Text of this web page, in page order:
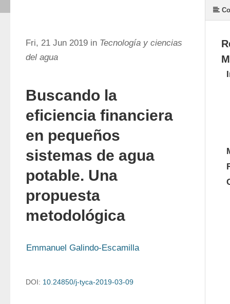
Fri, 21 Jun 2019 in Tecnología y ciencias
del agua
Buscando la
eficiencia financiera
en pequeños
sistemas de agua
potable. Una
propuesta
metodológica
Emmanuel Galindo-Escamilla
DOI: 10.24850/j-tyca-2019-03-09